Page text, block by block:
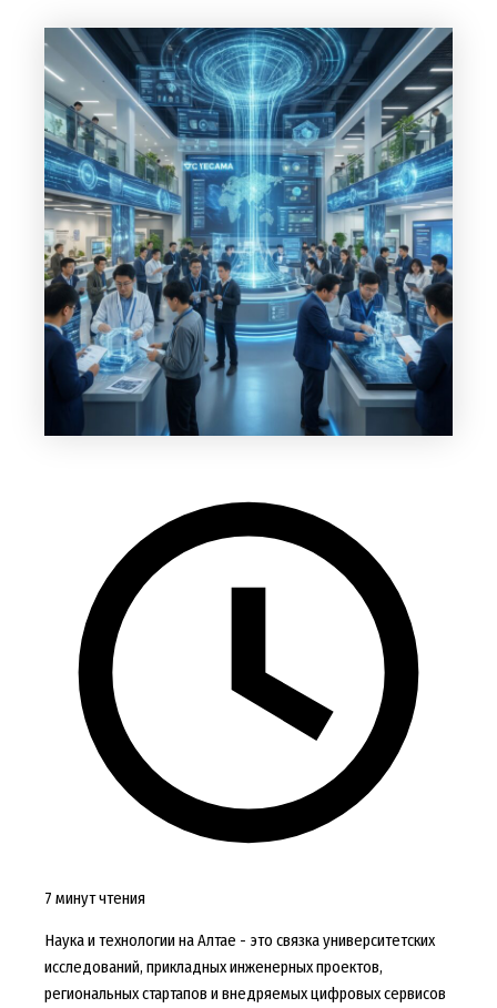
7 минут чтения
Наука и технологии на Алтае - это связка университетских
исследований, прикладных инженерных проектов,
региональных стартапов и внедряемых цифровых сервисов